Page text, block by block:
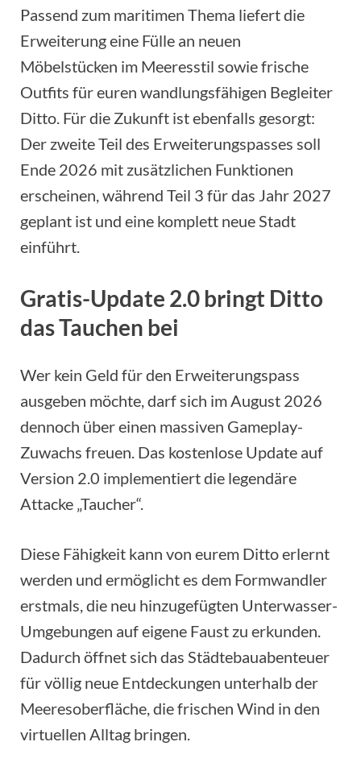
Passend zum maritimen Thema liefert die
Erweiterung eine Fülle an neuen
Möbelstücken im Meeresstil sowie frische
Outfits für euren wandlungsfähigen Begleiter
Ditto. Für die Zukunft ist ebenfalls gesorgt:
Der zweite Teil des Erweiterungspasses soll
Ende 2026 mit zusätzlichen Funktionen
erscheinen, während Teil 3 für das Jahr 2027
geplant ist und eine komplett neue Stadt
einführt.
Gratis-Update 2.0 bringt Ditto
das Tauchen bei
Wer kein Geld für den Erweiterungspass
ausgeben möchte, darf sich im August 2026
dennoch über einen massiven Gameplay-
Zuwachs freuen. Das kostenlose Update auf
Version 2.0 implementiert die legendäre
Attacke „Taucher“.
Diese Fähigkeit kann von eurem Ditto erlernt
werden und ermöglicht es dem Formwandler
erstmals, die neu hinzugefügten Unterwasser-
Umgebungen auf eigene Faust zu erkunden.
Dadurch öffnet sich das Städtebauabenteuer
für völlig neue Entdeckungen unterhalb der
Meeresoberfläche, die frischen Wind in den
virtuellen Alltag bringen.